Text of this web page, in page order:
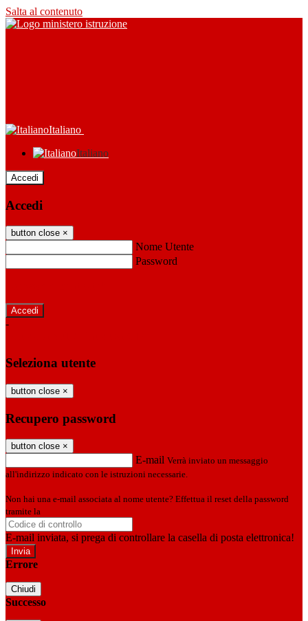
Salta al contenuto
Italiano
Italiano
Accedi
Accedi
button close ×
Nome Utente
Password
-
Seleziona utente
button close ×
Recupero password
button close ×
E-mail Verrà inviato un messaggio
all'indirizzo indicato con le istruzioni necessarie.
Non hai una e-mail associata al nome utente? Effettua il reset della password
tramite la
E-mail inviata, si prega di controllare la casella di posta elettronica!
Errore
Chiudi
Successo